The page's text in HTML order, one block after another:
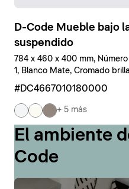
D-Code Mueble bajo
suspendido
784 x 460 x 400 mm,
1, Blanco Mate, Cromado
#DC4667010180000
+ 5 más
El ambiente
Code